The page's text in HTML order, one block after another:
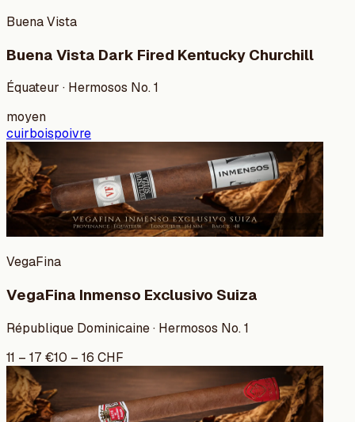
Buena Vista
Buena Vista Dark Fired Kentucky Churchill
Équateur · Hermosos No. 1
moyen
cuirboispoivre
VegaFina
VegaFina Inmenso Exclusivo Suiza
République Dominicaine · Hermosos No. 1
11 – 17 €10 – 16 CHF